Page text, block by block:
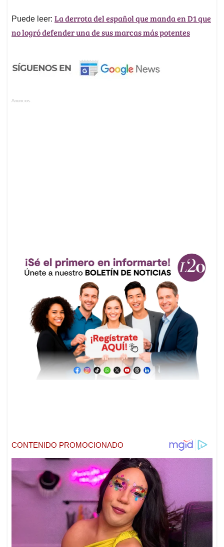
Puede leer: La derrota del español que manda en D1 que
no logró defender una de sus marcas más potentes
Anuncios.